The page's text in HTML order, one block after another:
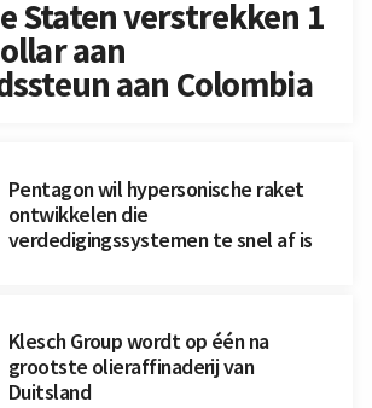
Staten verstrekken 1
aan
aan Colombia
Pentagon wil hypersonische raket
ontwikkelen die
verdedigingssystemen te snel af is
Klesch Group wordt op één na
grootste olieraffinaderij van
Duitsland